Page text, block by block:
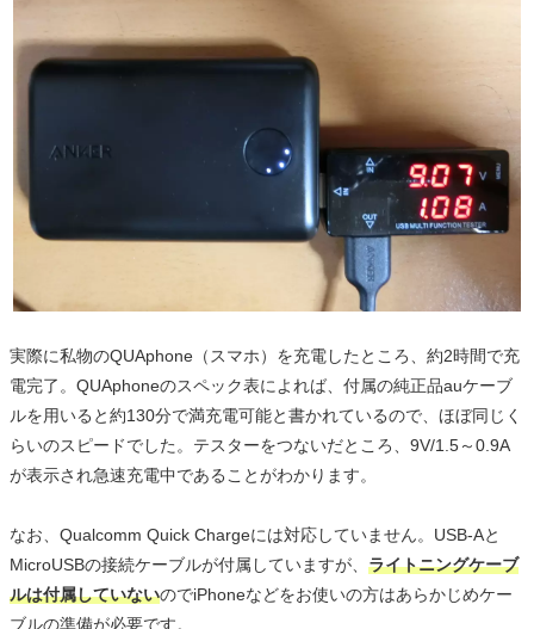
実際に私物のQUAphone（スマホ）を充電したところ、約2時間で充
電完了。QUAphoneのスペック表によれば、付属の純正品auケーブ
ルを用いると約130分で満充電可能と書かれているので、ほぼ同じく
らいのスピードでした。テスターをつないだところ、9V/1.5～0.9A
が表示され急速充電中であることがわかります。
なお、Qualcomm Quick Chargeには対応していません。USB-Aと
MicroUSBの接続ケーブルが付属していますが、 ライトニングケーブ
ルは付属していないのでiPhoneなどをお使いの方はあらかじめケー
ブルの準備が必要です。